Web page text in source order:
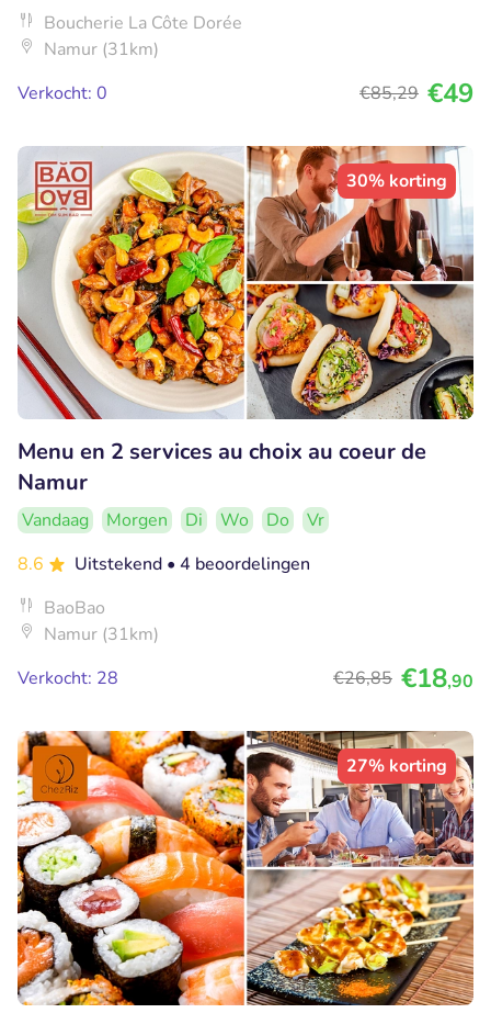
Boucherie La Côte Dorée
Namur (31km)
Verkocht: 0
€85,29 €49
30% korting
Menu en 2 services au choix au coeur de
Namur
Vandaag Morgen Di Wo Do
Vr
8.6
Uitstekend • 4 beoordelingen
BaoBao
Namur (31km)
Verkocht: 28
€26,85 €18,90
27% korting